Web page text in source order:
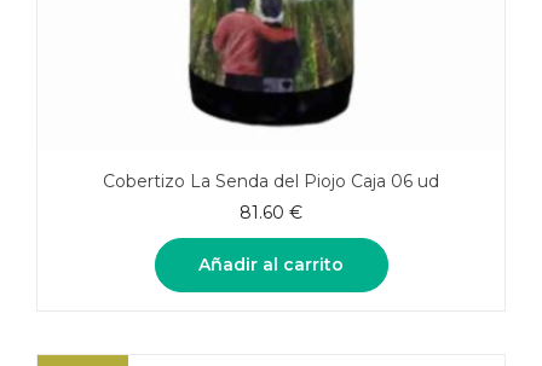
Cobertizo La Senda del Piojo Caja 06 ud
81.60 €
Añadir al carrito